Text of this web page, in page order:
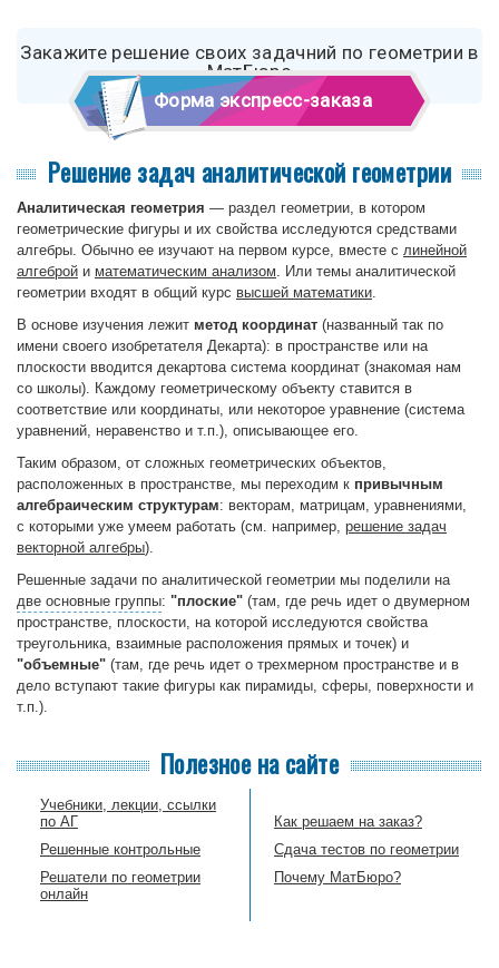
Закажите решение своих задачний по геометрии в
МатБюро
Форма экспресс-заказа
Решение задач аналитической геометрии
Аналитическая геометрия — раздел геометрии, в котором
геометрические фигуры и их свойства исследуются средствами
алгебры. Обычно ее изучают на первом курсе, вместе с линейной
алгеброй и математическим анализом. Или темы аналитической
геометрии входят в общий курс высшей математики.
В основе изучения лежит метод координат (названный так по
имени своего изобретателя Декарта): в пространстве или на
плоскости вводится декартова система координат (знакомая нам
со школы). Каждому геометрическому объекту ставится в
соответствие или координаты, или некоторое уравнение (система
уравнений, неравенство и т.п.), описывающее его.
Таким образом, от сложных геометрических объектов,
расположенных в пространстве, мы переходим к привычным
алгебраическим структурам: векторам, матрицам, уравнениями,
с которыми уже умеем работать (см. например, решение задач
векторной алгебры).
Решенные задачи по аналитической геометрии мы поделили на
две основные группы: "плоские" (там, где речь идет о двумерном
пространстве, плоскости, на которой исследуются свойства
треугольника, взаимные расположения прямых и точек) и
"объемные" (там, где речь идет о трехмерном пространстве и в
дело вступают такие фигуры как пирамиды, сферы, поверхности и
т.п.).
Полезное на сайте
Учебники, лекции, ссылки
по АГ
Решенные контрольные
Решатели по геометрии
онлайн
Как решаем на заказ?
Сдача тестов по геометрии
Почему МатБюро?